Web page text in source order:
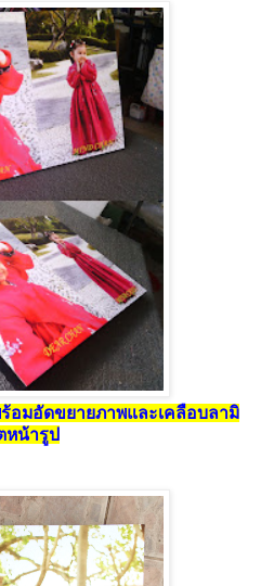
อมอัดขยายภาพและเคลือบลามิ
หน้ารูป